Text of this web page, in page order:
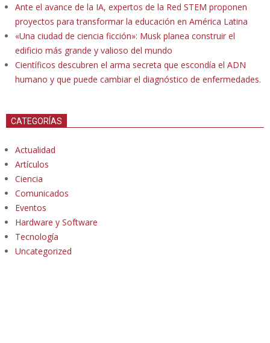
Ante el avance de la IA, expertos de la Red STEM proponen
proyectos para transformar la educación en América Latina
«Una ciudad de ciencia ficción»: Musk planea construir el
edificio más grande y valioso del mundo
Científicos descubren el arma secreta que escondía el ADN
humano y que puede cambiar el diagnóstico de enfermedades.
CATEGORÍAS
Actualidad
Artículos
Ciencia
Comunicados
Eventos
Hardware y Software
Tecnología
Uncategorized